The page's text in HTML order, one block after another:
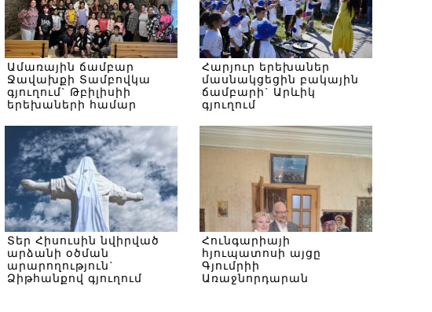
Ամառային ճամբար
Ջավախքի Տամբովկա
գյուղում` Թբիլիսիի
երեխաների համար
Հարյուր երեխաներ
մասնակցեցին բակային
ճամբարի` Արևիկ
գյուղում
Տեր Հիսուսին նվիրված
արձանի օծման
արարողություն`
Ձիթհանքով գյուղում
Հունգարիայի
հյուպատոսի այցը
Գյումրիի
Առաջնորդարան